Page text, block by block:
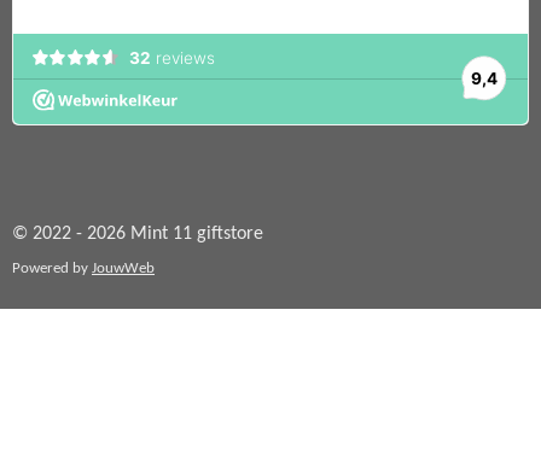
© 2022 - 2026 Mint 11 giftstore
Powered by JouwWeb